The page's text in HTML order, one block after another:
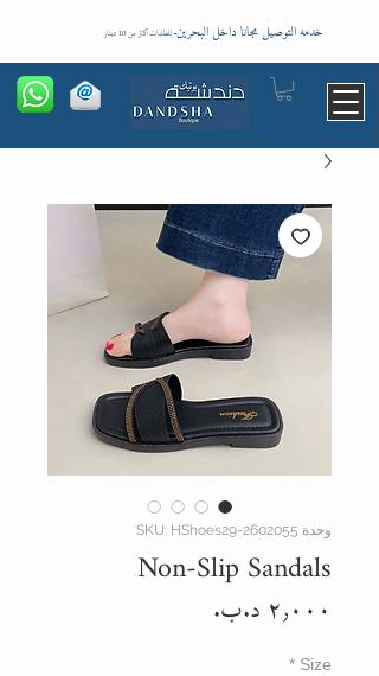
خدمه التوصيل مجانا داخل البحرين- للطلبات اكثر من 10 دينار
وحدة SKU: HShoes29-2602055
Non-Slip Sandals
Size
*